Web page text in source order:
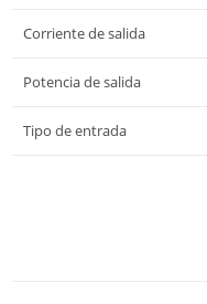
Corriente de salida
Potencia de salida
Tipo de entrada